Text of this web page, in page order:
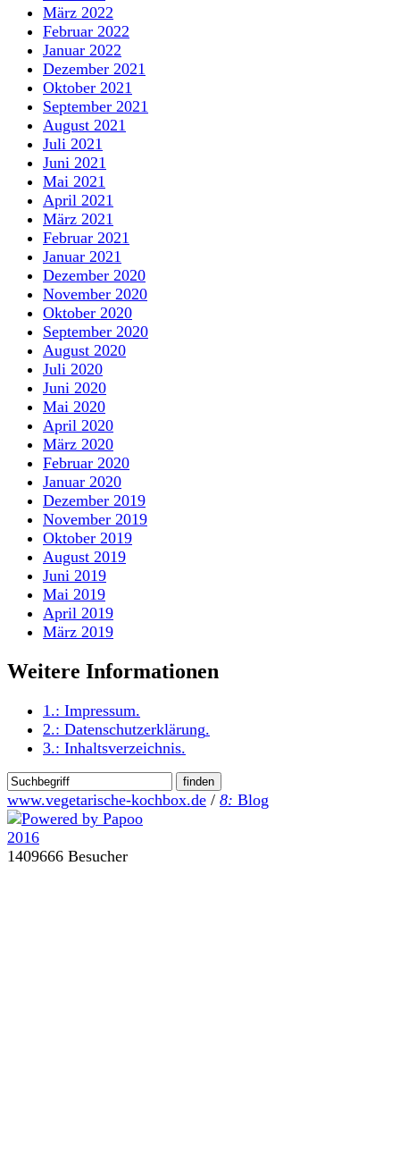
März 2022
Februar 2022
Januar 2022
Dezember 2021
Oktober 2021
September 2021
August 2021
Juli 2021
Juni 2021
Mai 2021
April 2021
März 2021
Februar 2021
Januar 2021
Dezember 2020
November 2020
Oktober 2020
September 2020
August 2020
Juli 2020
Juni 2020
Mai 2020
April 2020
März 2020
Februar 2020
Januar 2020
Dezember 2019
November 2019
Oktober 2019
August 2019
Juni 2019
Mai 2019
April 2019
März 2019
Weitere Informationen
1.: Impressum.
2.: Datenschutzerklärung.
3.: Inhaltsverzeichnis.
www.vegetarische-kochbox.de / 8: Blog
1409666 Besucher